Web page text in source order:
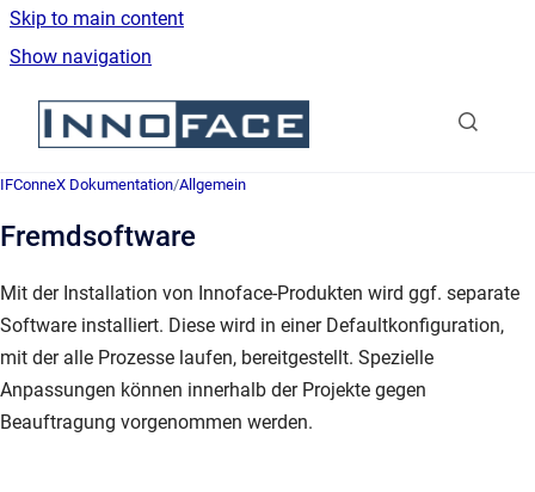
Skip to main content
Show navigation
Go to homepage
IFConneX Dokumentation/Allgemein
Fremdsoftware
Mit der Installation von Innoface-Produkten wird ggf. separate
Software installiert. Diese wird in einer Defaultkonfiguration,
mit der alle Prozesse laufen, bereitgestellt. Spezielle
Anpassungen können innerhalb der Projekte gegen
Beauftragung vorgenommen werden.